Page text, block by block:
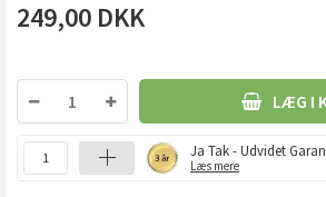
249,00 DKK
LÆG I
Ja Tak - Udvidet
Læs mere